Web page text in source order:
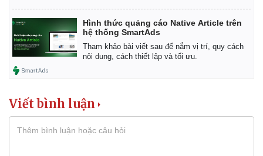
Hình thức quảng cáo Native Article trên
hệ thống SmartAds
Tham khảo bài viết sau để nắm vị trí, quy cách
nội dung, cách thiết lập và tối ưu.
Viết bình luận